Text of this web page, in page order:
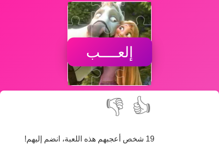
إلعــــب
👍
👎
19 شخص أعجبهم هذه اللعبة، انضم إليهم!